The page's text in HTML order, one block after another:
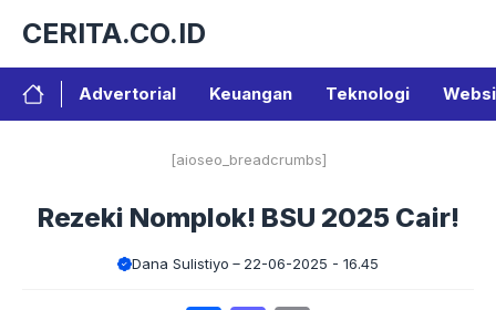
isi
CERITA.CO.ID
Advertorial Keuangan Teknologi
[aioseo_breadcrumbs]
Rezeki Nomplok! BSU 2025 Cair!
Dana Sulistiyo 22-06-2025 - 16.45